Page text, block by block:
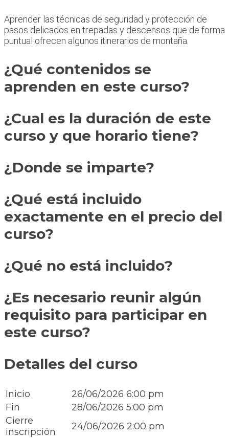
Aprender las técnicas de seguridad y protección de
pasos delicados en trepadas y descensos que de forma
puntual ofrecen algunos itinerarios de montaña.
¿Qué contenidos se
aprenden en este curso?
¿Cual es la duración de este
curso y que horario tiene?
¿Donde se imparte?
¿Qué está incluido
exactamente en el precio del
curso?
¿Qué no está incluido?
¿Es necesario reunir algún
requisito para participar en
este curso?
Detalles del curso
Inicio
26/06/2026 6:00 pm
Fin
28/06/2026 5:00 pm
Cierre
inscripción
24/06/2026 2:00 pm